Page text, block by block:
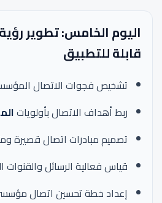
اليوم الخامس: تطوير
قابلة للتطبيق
تشخيص فجوات الاتصال
ربط أهداف الاتصال بأولويات
تصميم مبادرات اتصال قصيرة
قياس فعالية الرسائل
إعداد خطة تحسين اتصال